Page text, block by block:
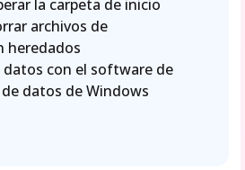
la carpeta de inicio
archivos de
heredados
datos con el software de
datos de Windows